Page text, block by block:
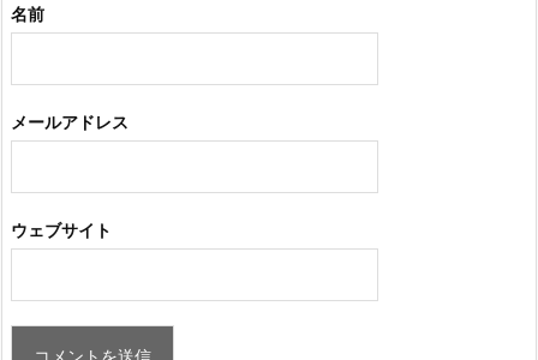
名前
メールアドレス
ウェブサイト